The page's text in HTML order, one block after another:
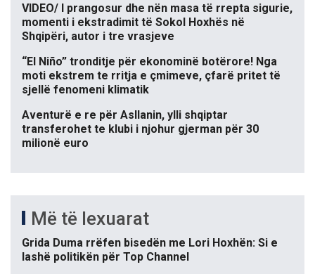
VIDEO/ I prangosur dhe nën masa të rrepta sigurie,
momenti i ekstradimit të Sokol Hoxhës në
Shqipëri, autor i tre vrasjeve
“El Niño” tronditje për ekonominë botërore! Nga
moti ekstrem te rritja e çmimeve, çfarë pritet të
sjellë fenomeni klimatik
Aventurë e re për Asllanin, ylli shqiptar
transferohet te klubi i njohur gjerman për 30
milionë euro
Më të lexuarat
Grida Duma rrëfen bisedën me Lori Hoxhën: Si e
lashë politikën për Top Channel